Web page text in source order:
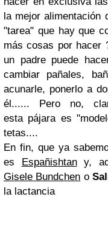
la mejor alimentación
"tarea" que hay que
más cosas por hacer
un padre puede
cambiar pañales,
acunarle, ponerlo a
él...... Pero no,
esta pájara es
tetas....
En fin, que ya
es Españishtany,
Gisele Bundchen o
la lactancia